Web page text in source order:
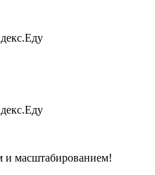
и масштабированием!